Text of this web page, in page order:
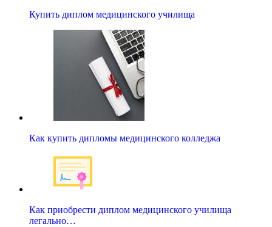
Купить диплом медицинского училища
Как купить дипломы медицинского колледжа
Как приобрести диплом медицинского училища
легально…